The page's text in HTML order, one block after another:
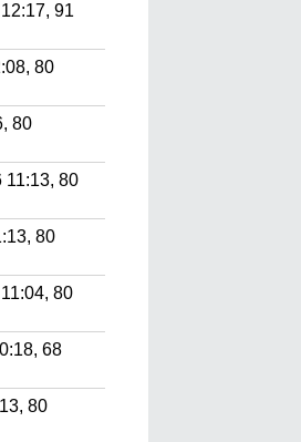
91
80
80
11:13, 80
80
80
68
80